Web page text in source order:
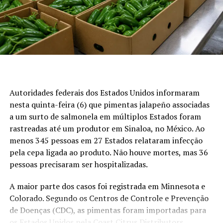
1.Sistemas agrícolas mais eficientes
Menor consumo de água e energia, maior produtividade
por metro quadrado e otimização do uso do solo.
As técnicas de adaptação de solos pobres (como o
regolitomarciano) ajudam a recuperar terras
degradadas na Terra.
3.Espécies mais nutritivas e resistentes
Estudos focam em desenvolver variedades com mais
climáticas.
4.Sustentabilidade como premissa
Veja em primeira mão tudo sobre agricultura,
pecuária, economia eprevisão do tempo
siga o
Canal Rural no Google News!
Preços da arroba do boi gordo
Goiás:R$ 333,93 por arroba
Minas Gerais:R$ 335,29 por arroba
Mato Grosso do Sul:R$ 341,82 por arroba
Mato Grosso:R$ 332,42 por arroba
Atacado
No atacado, o quarto dianteiro foi precificado em R$
21,50 por quilo, com alta de R$ 0,50. A ponta de agulha
Autoridades federais dos Estados Unidos informaram
nesta quinta-feira (6) que pimentas jalapeño associadas
a um surto de salmonela em múltiplos Estados foram
rastreadas até um produtor em Sinaloa, no México. Ao
menos 345 pessoas em 27 Estados relataram infecção
pela cepa ligada ao produto. Não houve mortes, mas 36
pessoas precisaram ser hospitalizadas.
A maior parte dos casos foi registrada em Minnesota e
Colorado. Segundo os Centros de Controle e Prevenção
de Doenças (CDC), as pimentas foram importadas para